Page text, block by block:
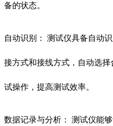
备的状态。
自动识别： 测试仪具备自动
接方式和接线方式，自动选
试操作，提高测试效率。
数据记录与分析： 测试仪能